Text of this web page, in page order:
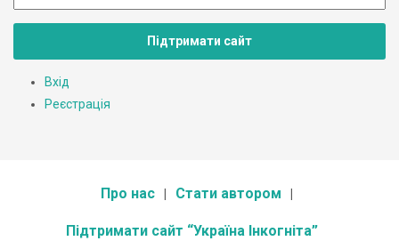
Підтримати сайт
Вхід
Реєстрація
Про нас Стати автором
Підтримати сайт “Україна Інкогніта”